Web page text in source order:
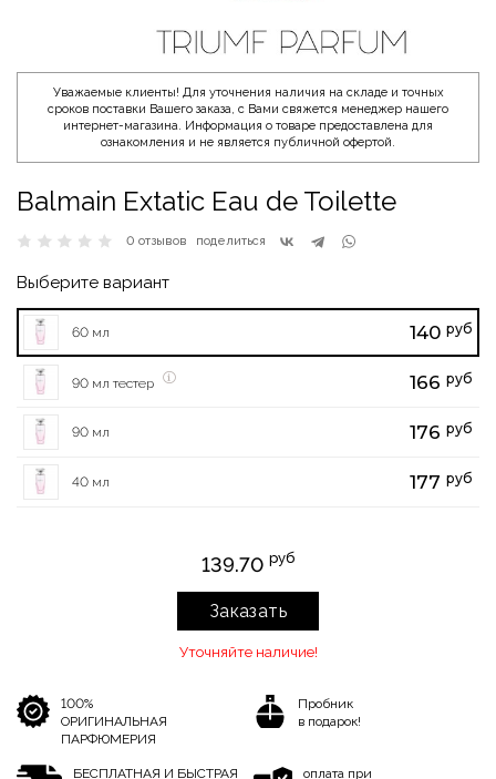
Уважаемые клиенты! Для уточнения наличия на складе и точных
сроков поставки Вашего заказа, с Вами свяжется менеджер нашего
интернет-магазина. Информация о товаре предоставлена для
ознакомления и не является публичной офертой.
Balmain Extatic Eau de Toilette
0 отзывов поделиться
Выберите вариант
60 мл 140 руб
90 мл тестер 166 руб
90 мл 176 руб
40 мл 177 руб
139.70 руб
Заказать
Уточняйте наличие!
100%
ОРИГИНАЛЬНАЯ
ПАРФЮМЕРИЯ
Пробник
в подарок!
БЕСПЛАТНАЯ И БЫСТРАЯ
оплата при